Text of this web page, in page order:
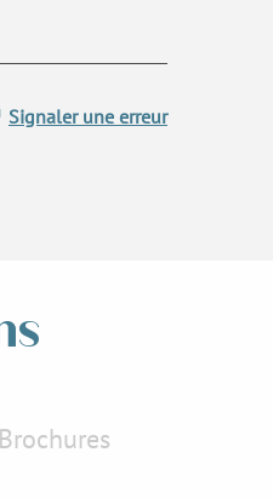
Signaler une erreur
Brochures